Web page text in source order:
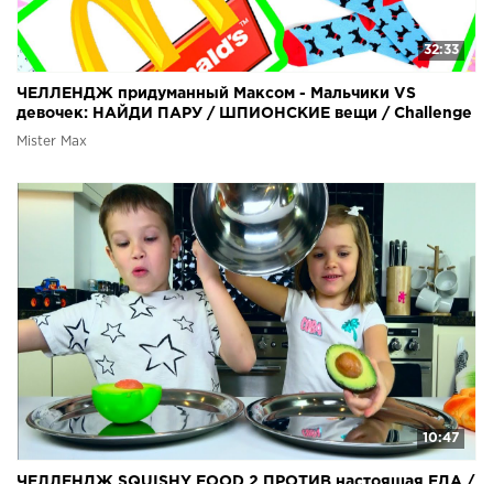
32:33
ЧЕЛЛЕНДЖ придуманный Максом - Мальчики VS
девочек: НАЙДИ ПАРУ / ШПИОНСКИЕ вещи / Challenge
2018
Mister Max
10:47